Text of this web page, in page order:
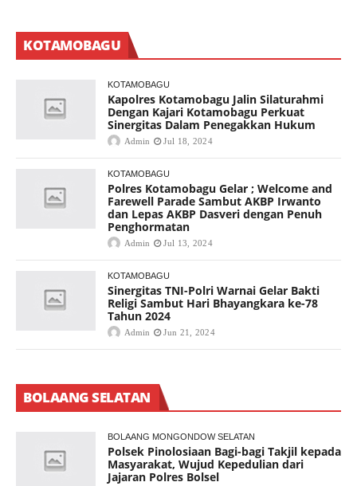
KOTAMOBAGU
KOTAMOBAGU
Kapolres Kotamobagu Jalin Silaturahmi
Dengan Kajari Kotamobagu Perkuat
Sinergitas Dalam Penegakkan Hukum
Admin Jul 18, 2024
KOTAMOBAGU
Polres Kotamobagu Gelar ; Welcome and
Farewell Parade Sambut AKBP Irwanto
dan Lepas AKBP Dasveri dengan Penuh
Penghormatan
Admin Jul 13, 2024
KOTAMOBAGU
Sinergitas TNI-Polri Warnai Gelar Bakti
Religi Sambut Hari Bhayangkara ke-78
Tahun 2024
Admin Jun 21, 2024
BOLAANG SELATAN
BOLAANG MONGONDOW SELATAN
Polsek Pinolosiaan Bagi-bagi Takjil kepada
Masyarakat, Wujud Kepedulian dari
Jajaran Polres Bolsel